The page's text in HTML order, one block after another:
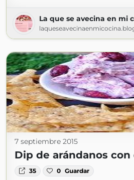
La que se avecina en mi
7 septiembre 2015
Dip de arándanos
35 0 Guardar